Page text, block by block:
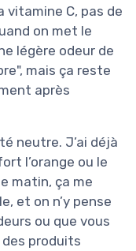
vitamine C, pas de
on met le
légère odeur de
mais ça reste
après
neutre. J’ai déjà
l’orange ou le
matin, ça me
et on n’y pense
ou que vous
produits